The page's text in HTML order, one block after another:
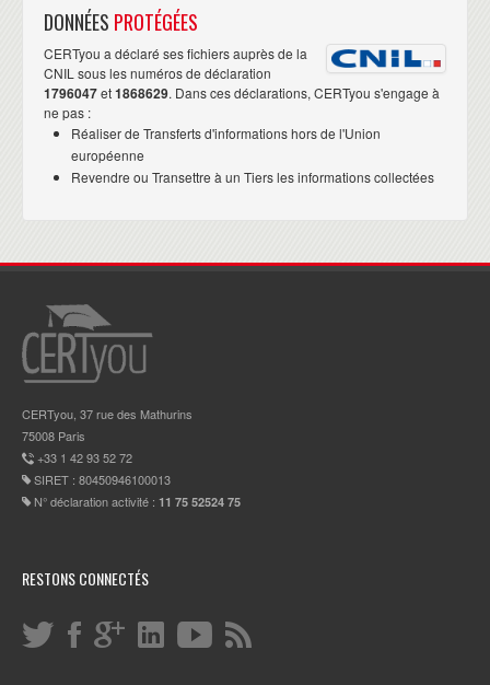
DONNÉES PROTÉGÉES
CERTyou a déclaré ses fichiers auprès de la
CNIL sous les numéros de déclaration
1796047et1868629. Dans ces déclarations, CERTyou s'engage à
ne pas :
Réaliser de Transferts d'informations hors de l'Union
européenne
Revendre ou Transettre à un Tiers les informations collectées
CERTyou, 37 rue des Mathurins
75008 Paris
+33 1 42 93 52 72
SIRET : 80450946100013
N° déclaration activité : 11 75 52524 75
RESTONS CONNECTÉS